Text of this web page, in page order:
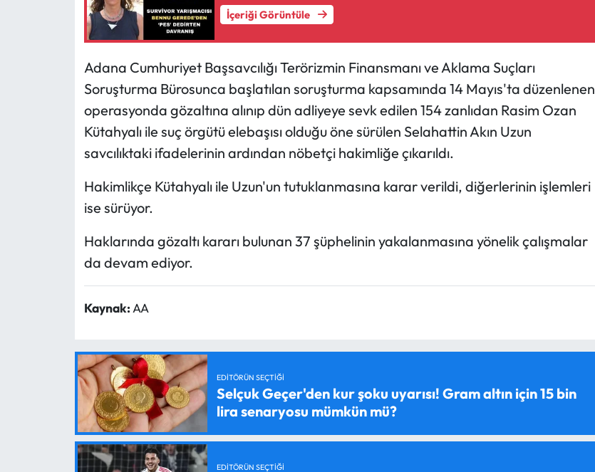
İçeriği Görüntüle
Adana Cumhuriyet Başsavcılığı Terörizmin Finansmanı ve Aklama Suçları
Soruşturma Bürosunca başlatılan soruşturma kapsamında 14 Mayıs'ta düzenlenen
operasyonda gözaltına alınıp dün adliyeye sevk edilen 154 zanlıdan Rasim Ozan
Kütahyalı ile suç örgütü elebaşısı olduğu öne sürülen Selahattin Akın Uzun
savcılıktaki ifadelerinin ardından nöbetçi hakimliğe çıkarıldı.
Hakimlikçe Kütahyalı ile Uzun'un tutuklanmasına karar verildi, diğerlerinin işlemleri
ise sürüyor.
Haklarında gözaltı kararı bulunan 37 şüphelinin yakalanmasına yönelik çalışmalar
da devam ediyor.
Kaynak:AA
EDITÖRÜN SEÇTIĞI
Selçuk Geçer'den kur şoku uyarısı! Gram altın için 15 bin
lira senaryosu mümkün mü?
EDITÖRÜN SEÇTIĞI